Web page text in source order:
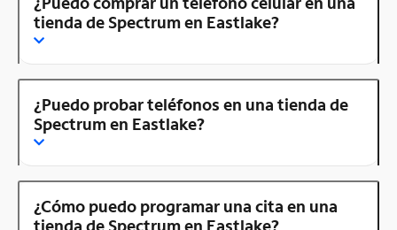
tienda de Spectrum en Eastlake?
¿Puedo probar teléfonos en una tienda de
Spectrum en Eastlake?
¿Cómo puedo programar una cita en una
tienda de Spectrum en Eastlake?